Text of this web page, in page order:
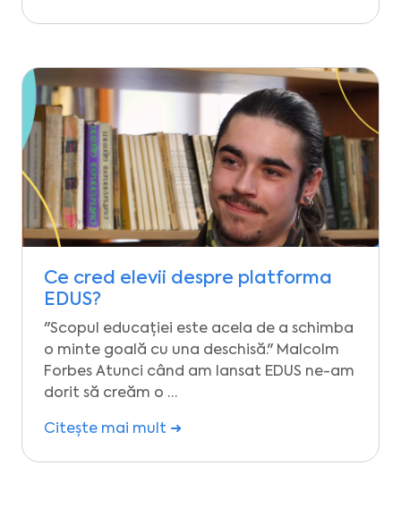
Ce cred elevii despre platforma
EDUS?
"Scopul educației este acela de a schimba
o minte goală cu una deschisă." Malcolm
Forbes Atunci când am lansat EDUS ne-am
dorit să creăm o …
Citește mai mult ➜